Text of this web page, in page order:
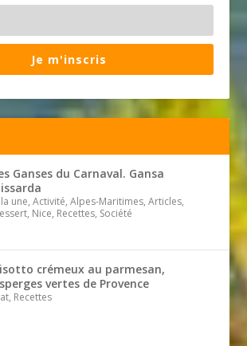
Je m'inscris
Ganses du Carnaval. Gansa
une, Activité, Alpes-Maritimes, Articles,
Nice, Recettes, Société
crémeux au parmesan,
vertes de Provence
Recettes